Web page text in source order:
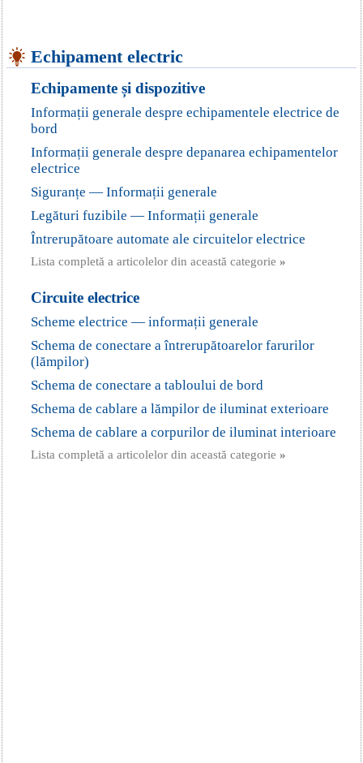
Echipament electric
Echipamente și dispozitive
Informații generale despre echipamentele electrice de
bord
Informații generale despre depanarea echipamentelor
electrice
Siguranțe — Informații generale
Legături fuzibile — Informații generale
Întrerupătoare automate ale circuitelor electrice
Lista completă a articolelor din această categorie »
Circuite electrice
Scheme electrice — informații generale
Schema de conectare a întrerupătoarelor farurilor
(lămpilor)
Schema de conectare a tabloului de bord
Schema de cablare a lămpilor de iluminat exterioare
Schema de cablare a corpurilor de iluminat interioare
Lista completă a articolelor din această categorie »